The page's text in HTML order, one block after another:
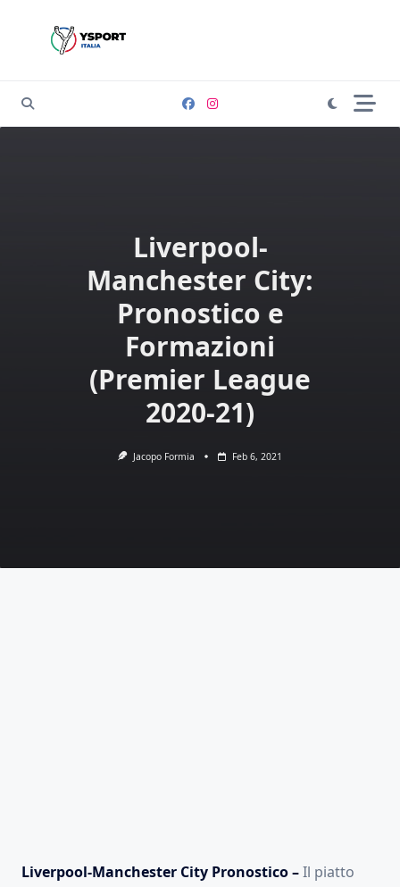
Liverpool-
Manchester City:
Pronostico e
Formazioni
(Premier League
2020-21)
Jacopo Formia Feb 6, 2021
Liverpool-Manchester City Pronostico –Il piatto